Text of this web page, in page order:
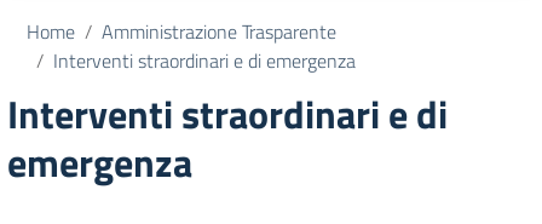
Home
Amministrazione Trasparente
Interventi straordinari e di emergenza
Interventi straordinari e di
emergenza